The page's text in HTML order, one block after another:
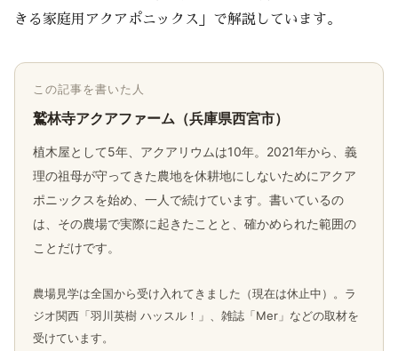
きる家庭用アクアポニックス」で解説しています。
この記事を書いた人
鷲林寺アクアファーム（兵庫県西宮市）
植木屋として5年、アクアリウムは10年。2021年から、義
理の祖母が守ってきた農地を休耕地にしないためにアクア
ポニックスを始め、一人で続けています。書いているの
は、その農場で実際に起きたことと、確かめられた範囲の
ことだけです。
農場見学は全国から受け入れてきました（現在は休止中）。ラ
ジオ関西「羽川英樹 ハッスル！」、雑誌「Mer」などの取材を
受けています。